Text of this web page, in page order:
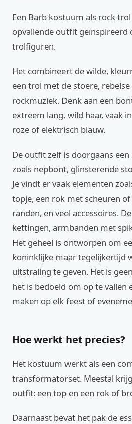
Een Barb kostuum als rock
opvallende outfit geïnspireerd
trolfiguren.
Het combineert de wilde,
een trol met de stoere,
rockmuziek. Denk aan een
extreem lang, wild haar, vaak
roze of elektrisch blauw.
De outfit zelf is doorgaans
zoals nepbont, glinsterende
Je vindt er vaak elementen
topje, een rok met scheuren
randen, en veel accessoires.
kettingen, armbanden met
Het geheel is ontworpen om
koninklijke maar tegelijkertijd
uitstraling te geven. Het is
het is bedoeld om op te vallen
maken op elk feest of
Hoe werkt het precies?
Het kostuum werkt als een
transformatorset. Meestal
outfit: een top en een rok of
Daarnaast bevat het pak de